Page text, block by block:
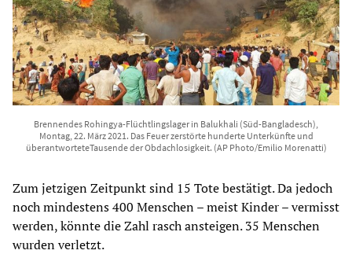
Brennendes Rohingya-Flüchtlingslager in Balukhali (Süd-Bangladesch),
Montag, 22. März 2021. Das Feuer zerstörte hunderte Unterkünfte und
überantworteteTausende der Obdachlosigkeit. (AP Photo/Emilio Morenatti)
Zum jetzigen Zeitpunkt sind 15 Tote bestätigt. Da jedoch
noch mindestens 400 Menschen – meist Kinder – vermisst
werden, könnte die Zahl rasch ansteigen. 35 Menschen
wurden verletzt.